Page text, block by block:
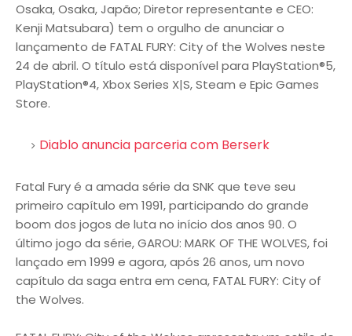
Osaka, Osaka, Japão; Diretor representante e CEO:
Kenji Matsubara) tem o orgulho de anunciar o
lançamento de FATAL FURY: City of the Wolves neste
24 de abril. O título está disponível para PlayStation®5,
PlayStation®4, Xbox Series X|S, Steam e Epic Games
Store.
Diablo anuncia parceria com Berserk
Fatal Fury é a amada série da SNK que teve seu
primeiro capítulo em 1991, participando do grande
boom dos jogos de luta no início dos anos 90. O
último jogo da série, GAROU: MARK OF THE WOLVES, foi
lançado em 1999 e agora, após 26 anos, um novo
capítulo da saga entra em cena, FATAL FURY: City of
the Wolves.